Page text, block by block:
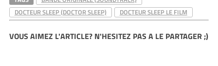
DOCTEUR SLEEP (DOCTOR SLEEP)
DOCTEUR SLEEP LE FILM
VOUS AIMEZ L'ARTICLE? N'HESITEZ PAS A LE PARTAGER ;)